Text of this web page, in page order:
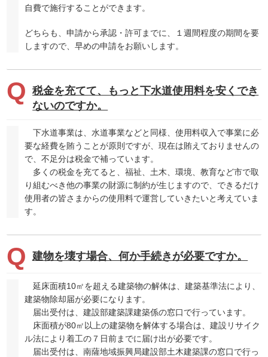
自費で施行することができます。
どちらも、申請から承認・許可までに、１週間程度の期間を要
しますので、早めの申請をお願いします。
税金を充てて、もっと下水道使用料を安くでき
ないのですか。
下水道事業は、水道事業などと同様、使用料収入で事業に必
要な経費を賄うことが原則ですが、現在は賄えておりませんの
で、不足分は税金で補っています。
多くの税金を充てると、福祉、土木、環境、教育など市で取
り組むべき他の事業の財源に制約が生じますので、できるだけ
使用者の皆さまからの使用料で運営していきたいと考えていま
す。
建物を壊す場合、何か手続きが必要ですか。
延床面積10㎡を超える建築物の解体は、建築基準法により、
建築物除却届が必要になります。
届出受付は、建設部建築課建築係の窓口で行っています。
床面積が80㎡以上の建築物を解体する場合は、建設リサイク
ル法により着工の７日前までに届け出が必要です。
届出受付は、南薩地域振興局建設部土木建築課の窓口で行っ